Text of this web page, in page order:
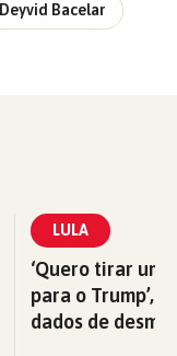
Deyvid Bacelar
LULA
‘Quero tirar
para o Trump’,
dados de